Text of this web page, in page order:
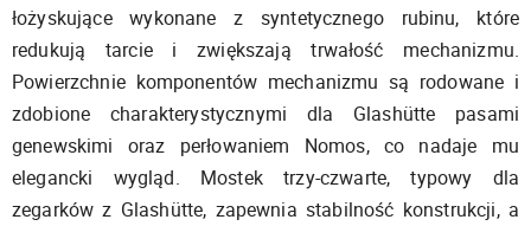
łożyskujące wykonane z syntetycznego rubinu, które
redukują tarcie i zwiększają trwałość mechanizmu.
Powierzchnie komponentów mechanizmu są rodowane i
zdobione charakterystycznymi dla Glashütte pasami
genewskimi oraz perłowaniem Nomos, co nadaje mu
elegancki wygląd. Mostek trzy-czwarte, typowy dla
zegarków z Glashütte, zapewnia stabilność konstrukcji, a